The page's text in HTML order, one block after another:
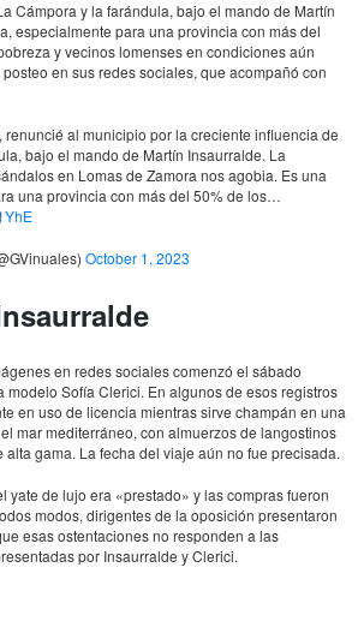
Cámpora y la farándula, bajo el mando de Martín
especialmente para una provincia con más del
y vecinos lomenses en condiciones aún
en sus redes sociales, que acompañó con
renuncié al municipio por la creciente influencia de
bajo el mando de Martín Insaurralde. La
en Lomas de Zamora nos agobia. Es una
una provincia con más del 50% de los…
October 1, 2023
en redes sociales comenzó el sábado
modelo Sofía Clerici. En algunos de esos registros
en uso de licencia mientras sirve champán en una
mar mediterráneo, con almuerzos de langostinos
alta gama. La fecha del viaje aún no fue precisada.
yate de lujo era «prestado» y las compras fueron
modos, dirigentes de la oposición presentaron
esas ostentaciones no responden a las
por Insaurralde y Clerici.